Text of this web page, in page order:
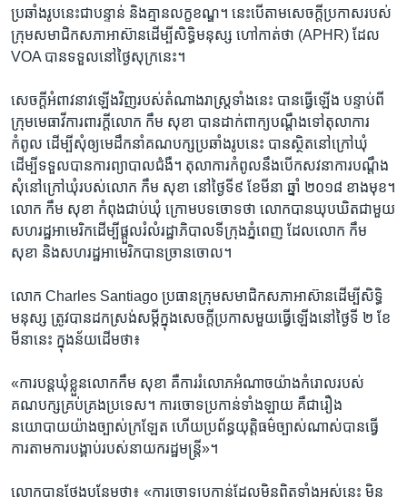
ប្រឆាំង​រូបនេះ​ជាបន្ទាន់​ និង​គ្មានលក្ខខណ្ឌ។ នេះបើ​តាមសេចក្តីប្រកាស​របស់​
ក្រុមសមាជិក​សភា​អាស៊ាន​ដើម្បី​សិទ្ធិមនុស្ស​ ហៅកាត់​ថា​ (APHR) ​ដែល
VOA ​បានទទួលនៅថ្ងៃ​សុក្រនេះ។
សេចក្តី​អំពាវនាវ​ឡើង​វិញ​របស់​តំណាងរាស្ត្រ​ទាំងនេះ​ បាន​ធ្វើ​ឡើង​ បន្ទាប់​ពី
ក្រុម​មេធាវី​ការពារ​ក្តី​លោក​ កឹម សុខា​ បាន​ដាក់​ពាក្យបណ្តឹង​ទៅ​តុលាការ​
កំពូល ​ដើម្បី​សុំ​ឲ្យ​មេដឹកនាំ​គណបក្ស​ប្រឆាំង​រូប​នេះ​ បាន​ស្ថិត​នៅក្រៅ​ឃុំ​
ដើម្បី​ទទួលបាន​ការ​ព្យាបាល​ជំងឺ។ តុលាការ​កំពូល​នឹង​បើក​សវនាការ​បណ្តឹង​
សុំនៅ​ក្រៅ​ឃុំ​របស់​លោក កឹម សុខា​ នៅ​ថ្ងៃទី​៩ ខែ​មីនា ឆ្នាំ ២០១៨ ខាងមុខ។
លោក​ កឹម សុខា ​កំពុង​ជាប់​ឃុំ​ ក្រោម​បទ​ចោទថា​ លោក​បាន​ឃុបឃិត​ជាមួយ​
សហរដ្ឋអាមេរិក​ដើម្បី​ផ្តួលរំលំ​រដ្ឋាភិបាល​ទីក្រុងភ្នំពេញ​ ដែល​លោក​ កឹម
សុខា​ និង​សហរដ្ឋ​អាមេរិក​បាន​ច្រាន​ចោល។​
លោក​ Charles Santiago ​ប្រធាន​ក្រុម​សមាជិក​សភា​អាស៊ាន​ដើម្បី​សិទ្ធិ
មនុស្ស ត្រូវបាន​ដកស្រង់​សម្តី​ក្នុង​សេចក្តី​ប្រកាស​មួយ​ធ្វើឡើង​នៅថ្ងៃទី​ ២ ខែ
មីនា​នេះ​ ក្នុង​ន័យ​ដើម​ថា៖
«​ការ​បន្តឃុំខ្លួន​លោក​កឹម សុខា​ គឺ​ការ​រំលោភ​អំណាច​យ៉ាង​កំរោល​របស់​
គណបក្ស​គ្រប់​គ្រង​ប្រទេស។ ការ​ចោទ​ប្រកាន់​ទាំង​ឡាយ​ គឺ​ជារឿង​
នយោបាយ​យ៉ាង​ច្បាស់​ក្រឡែត​ ហើយ​ប្រព័ន្ធ​យុត្តិធម៌ច្បាស់​ណាស់​បាន​ធ្វើ
ការ​តាម​ការ​បង្គាប់​របស់​នាយករដ្ឋមន្ត្រី​»។
លោក​បាន​ថ្លែង​បន្ថែម​ថា៖ «​ការ​ចោទ​ប្រកាន់​ដែល​មិនពិត​ទាំងអស់​នេះ​ មិន​